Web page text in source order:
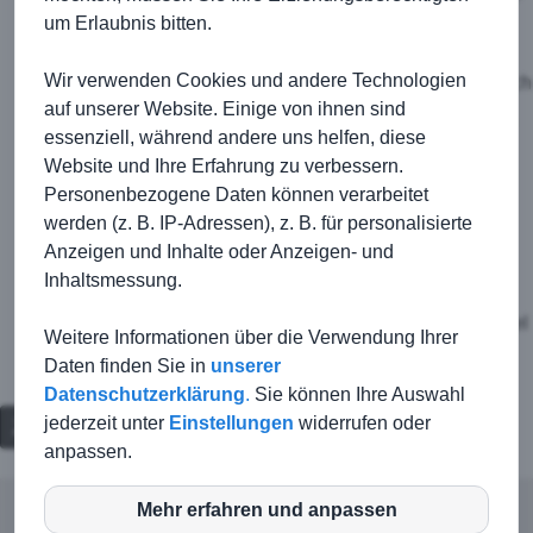
stochern konnte. Danach war aber Brettheim auf einmal
Stelle. In der 80. Minute war wieder Emrah Yigit maßgeblich
am Führungstreffer beteiligt, als er den Ball an der
Strafraumgrenze gut festmachte und mit viel Übersicht auf
Jan Ludwig ablegte, der den Ball mit einem strammen
Flachschuss aus 18 Metern ins Tor schoss. Die TSG blieb
dran und konnte weitere zwei Minuten später nochmals
nachlegen, als Jan Ludwig den von Tobias Labusga
herausgeholten Foulelfmeter souverän verwandelte. Am
Ende ein verdienter 3:1-Erfolg für die TSG, der allerdings
nur mit viel Kampf errungen werden konnte.
Die Resse trennte sich in einem ebenfalls turbulenten Spiel
2:2. Die Tore erzielten Hermann Schmidt und Thomas
Schenkel.
Zurück
um Erlaubnis bitten.
Wir verwenden Cookies und andere Technologien
auf unserer Website. Einige von ihnen sind
essenziell, während andere uns helfen, diese
Website und Ihre Erfahrung zu verbessern.
Personenbezogene Daten können verarbeitet
werden (z. B. IP-Adressen), z. B. für personalisierte
Anzeigen und Inhalte oder Anzeigen- und
Inhaltsmessung.
Weitere Informationen über die Verwendung Ihrer
Daten finden Sie in unserer
Datenschutzerklärung. Sie können Ihre Auswahl
jederzeit unter Einstellungen widerrufen oder
anpassen.
inCMS
Mehr erfahren und anpassen